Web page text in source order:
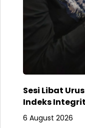
Sesi Libat
Indeks
6 August 2026